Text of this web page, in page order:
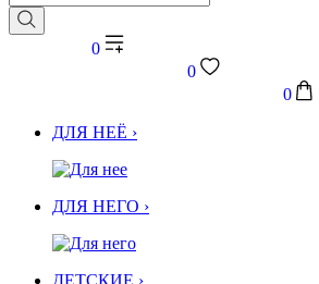
0
0
0
ДЛЯ НЕЁ ›
ДЛЯ НЕГО ›
ДЕТСКИЕ ›